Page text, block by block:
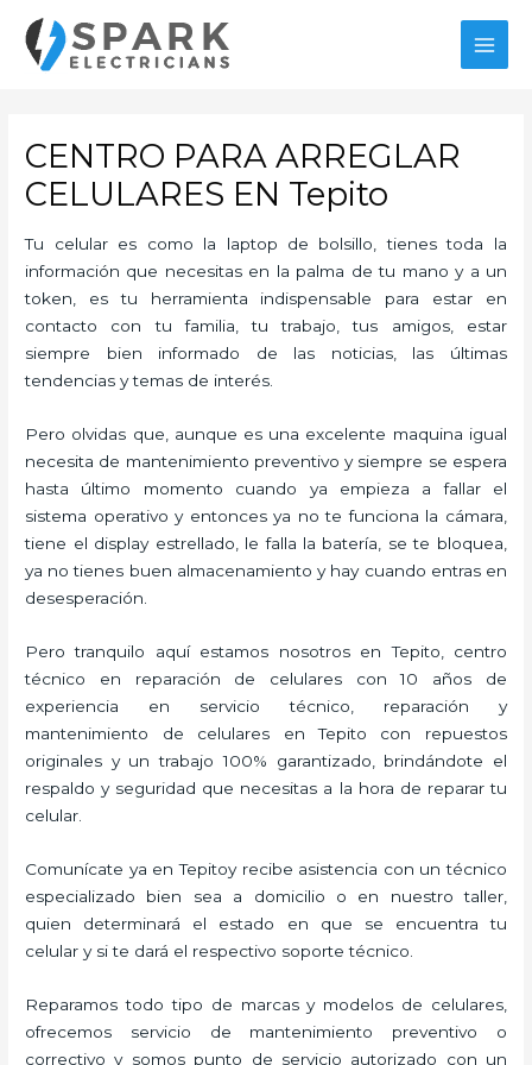
contenido
CENTRO PARA ARREGLAR
CELULARES EN Tepito
Tu celular es como la laptop de bolsillo, tienes toda la
información que necesitas en la palma de tu mano y a un
token, es tu herramienta indispensable para estar en
contacto con tu familia, tu trabajo, tus amigos, estar
siempre bien informado de las noticias, las últimas
tendencias y temas de interés.
Pero olvidas que, aunque es una excelente maquina igual
necesita de mantenimiento preventivo y siempre se espera
hasta último momento cuando ya empieza a fallar el
sistema operativo y entonces ya no te funciona la cámara,
tiene el display estrellado, le falla la batería, se te bloquea,
ya no tienes buen almacenamiento y hay cuando entras en
desesperación.
Pero tranquilo aquí estamos nosotros en Tepito, centro
técnico en reparación de celulares con 10 años de
experiencia en servicio técnico, reparación y
mantenimiento de celulares en Tepito con repuestos
originales y un trabajo 100% garantizado, brindándote el
respaldo y seguridad que necesitas a la hora de reparar tu
celular.
Comunícate ya en Tepitoy recibe asistencia con un técnico
especializado bien sea a domicilio o en nuestro taller,
quien determinará el estado en que se encuentra tu
celular y si te dará el respectivo soporte técnico.
Reparamos todo tipo de marcas y modelos de celulares,
ofrecemos servicio de mantenimiento preventivo o
correctivo y somos punto de servicio autorizado con un